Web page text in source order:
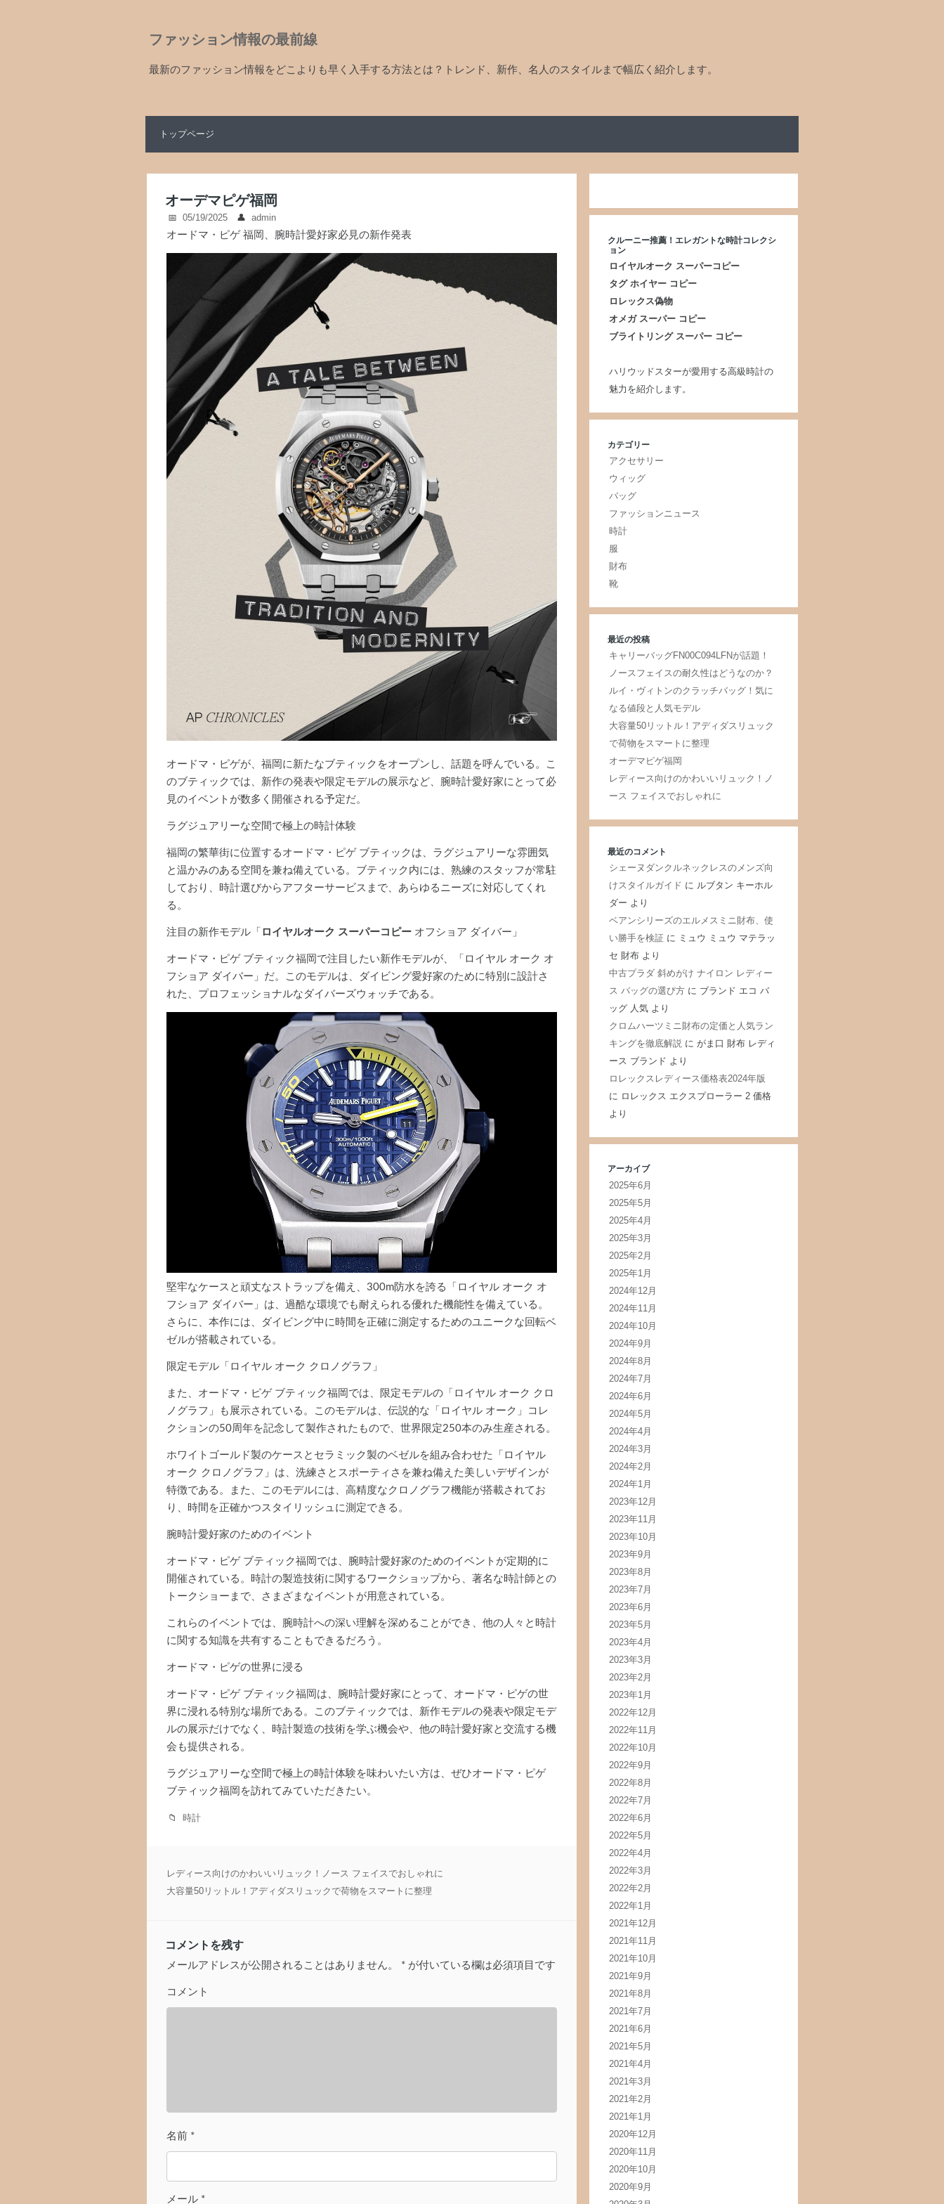
ファッション情報の最前線
最新のファッション情報をどこよりも早く入手する方法とは？トレンド、新作、名人のスタイルまで幅広く紹介します。
トップページ
オーデマピゲ福岡
05/19/2025
admin
オードマ・ピゲ 福岡、腕時計愛好家必見の新作発表
オードマ・ピゲが、福岡に新たなブティックをオープンし、話題を呼んでいる。こ
のブティックでは、新作の発表や限定モデルの展示など、腕時計愛好家にとって必
見のイベントが数多く開催される予定だ。
ラグジュアリーな空間で極上の時計体験
福岡の繁華街に位置するオードマ・ピゲ ブティックは、ラグジュアリーな雰囲気
と温かみのある空間を兼ね備えている。ブティック内には、熟練のスタッフが常駐
しており、時計選びからアフターサービスまで、あらゆるニーズに対応してくれ
る。
注目の新作モデル「 ロイヤルオーク スーパーコピー オフショア ダイバー」
オードマ・ピゲ ブティック福岡で注目したい新作モデルが、「ロイヤル オーク オ
フショア ダイバー」だ。このモデルは、ダイビング愛好家のために特別に設計さ
れた、プロフェッショナルなダイバーズウォッチである。
堅牢なケースと頑丈なストラップを備え、300m防水を誇る「ロイヤル オーク オ
フショア ダイバー」は、過酷な環境でも耐えられる優れた機能性を備えている。
さらに、本作には、ダイビング中に時間を正確に測定するためのユニークな回転ベ
ゼルが搭載されている。
限定モデル「ロイヤル オーク クロノグラフ」
また、オードマ・ピゲ ブティック福岡では、限定モデルの「ロイヤル オーク クロ
ノグラフ」も展示されている。このモデルは、伝説的な「ロイヤル オーク」コレ
クションの50周年を記念して製作されたもので、世界限定250本のみ生産される。
ホワイトゴールド製のケースとセラミック製のベゼルを組み合わせた「ロイヤル
オーク クロノグラフ」は、洗練さとスポーティさを兼ね備えた美しいデザインが
特徴である。また、このモデルには、高精度なクロノグラフ機能が搭載されてお
り、時間を正確かつスタイリッシュに測定できる。
腕時計愛好家のためのイベント
オードマ・ピゲ ブティック福岡では、腕時計愛好家のためのイベントが定期的に
開催されている。時計の製造技術に関するワークショップから、著名な時計師との
トークショーまで、さまざまなイベントが用意されている。
これらのイベントでは、腕時計への深い理解を深めることができ、他の人々と時計
に関する知識を共有することもできるだろう。
オードマ・ピゲの世界に浸る
オードマ・ピゲ ブティック福岡は、腕時計愛好家にとって、オードマ・ピゲの世
界に浸れる特別な場所である。このブティックでは、新作モデルの発表や限定モデ
ルの展示だけでなく、時計製造の技術を学ぶ機会や、他の時計愛好家と交流する機
会も提供される。
ラグジュアリーな空間で極上の時計体験を味わいたい方は、ぜひオードマ・ピゲ
ブティック福岡を訪れてみていただきたい。
時計
投
稿
ー
シ
ン
レディース向けのかわいいリュック！ノース フェイスでおしゃれに
大容量50リットル！アディダスリュックで荷物をスマートに整理
コメントを残す
メールアドレスが公開されることはありません。 * が付いている欄は必須項目です
コメント
名前 *
メール *
クルーニー推薦！エレガントな時計コレクシ
ョン
ロイヤルオーク スーパーコピー
タグ ホイヤー コピー
ロレックス偽物
オメガ スーパー コピー
ブライトリング スーパー コピー
ハリウッドスターが愛用する高級時計の
魅力を紹介します。
カテゴリー
アクセサリー
ウィッグ
バッグ
ファッションニュース
時計
服
財布
靴
最近の投稿
キャリーバッグFN00C094LFNが話題！
ノースフェイスの耐久性はどうなのか？
ルイ・ヴィトンのクラッチバッグ！気に
なる値段と人気モデル
大容量50リットル！アディダスリュック
で荷物をスマートに整理
オーデマピゲ福岡
レディース向けのかわいいリュック！ノ
ース フェイスでおしゃれに
最近のコメント
シェーヌダンクルネックレスのメンズ向
けスタイルガイド に ルブタン キーホル
ダー より
ベアンシリーズのエルメスミニ財布、使
い勝手を検証 に ミュウ ミュウ マテラッ
セ 財布 より
中古プラダ 斜めがけ ナイロン レディー
ス バッグの選び方 に ブランド エコ バ
ッグ 人気 より
クロムハーツミニ財布の定価と人気ラン
キングを徹底解説 にがま口 財布 レディ
ース ブランド より
ロレックスレディース価格表2024年版
に ロレックス エクスプローラー 2 価格
より
アーカイブ
2025年6月
2025年5月
2025年4月
2025年3月
2025年2月
2025年1月
2024年12月
2024年11月
2024年10月
2024年9月
2024年8月
2024年7月
2024年6月
2024年5月
2024年4月
2024年3月
2024年2月
2024年1月
2023年12月
2023年11月
2023年10月
2023年9月
2023年8月
2023年7月
2023年6月
2023年5月
2023年4月
2023年3月
2023年2月
2023年1月
2022年12月
2022年11月
2022年10月
2022年9月
2022年8月
2022年7月
2022年6月
2022年5月
2022年4月
2022年3月
2022年2月
2022年1月
2021年12月
2021年11月
2021年10月
2021年9月
2021年8月
2021年7月
2021年6月
2021年5月
2021年4月
2021年3月
2021年2月
2021年1月
2020年12月
2020年11月
2020年10月
2020年9月